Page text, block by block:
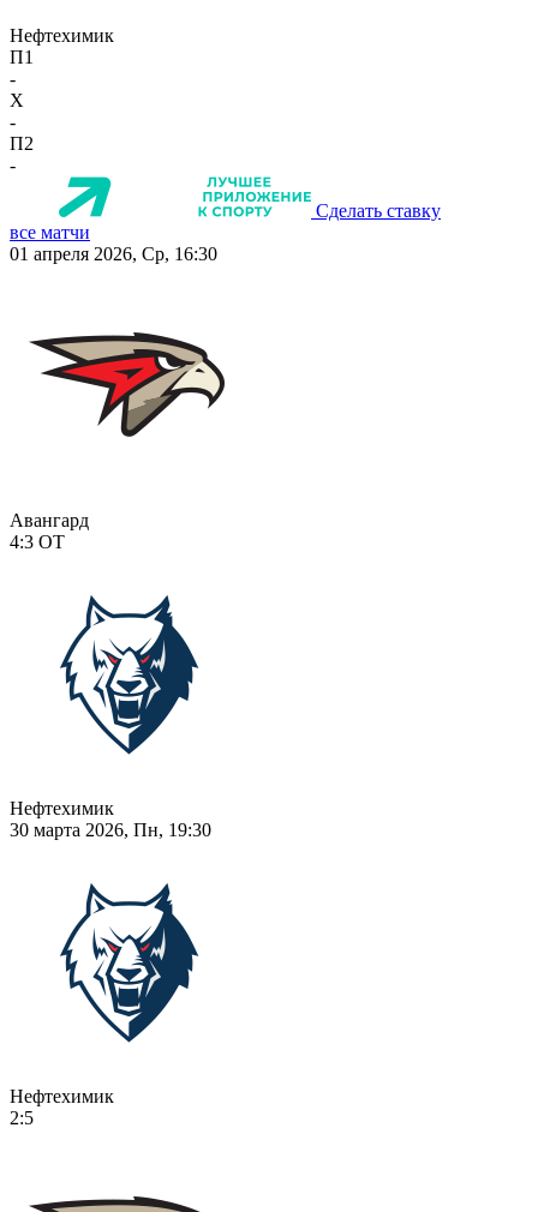
Нефтехимик
П1
-
X
-
П2
-
Сделать ставку
все матчи
01 апреля 2026, Ср, 16:30
Авангард
4:3 ОТ
Нефтехимик
30 марта 2026, Пн, 19:30
Нефтехимик
2:5